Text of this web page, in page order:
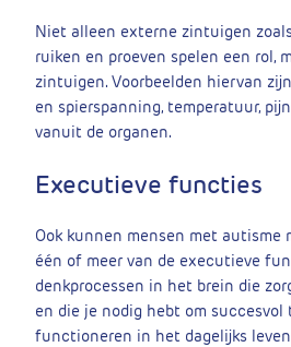
Niet alleen externe zintuigen
ruiken en proeven spelen een rol,
zintuigen. Voorbeelden hiervan
en spierspanning, temperatuur,
vanuit de organen.
Executieve functies
Ook kunnen mensen met autisme
één of meer van de executieve
denkprocessen in het brein die
en die je nodig hebt om succesvol
functioneren in het dagelijks